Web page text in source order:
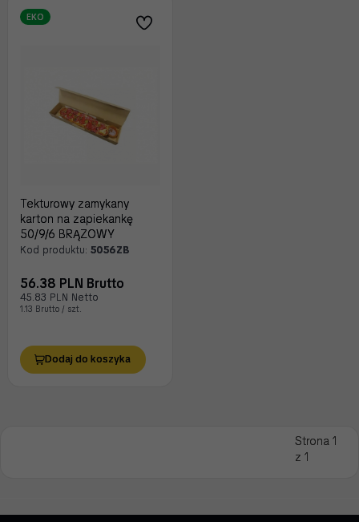
EKO
Tekturowy zamykany
karton na zapiekankę
50/9/6 BRĄZOWY
Kod produktu: 5056ZB
56.38 PLN Brutto
45.83 PLN Netto
1.13 Brutto / szt.
Dodaj do koszyka
Strona 1
z 1